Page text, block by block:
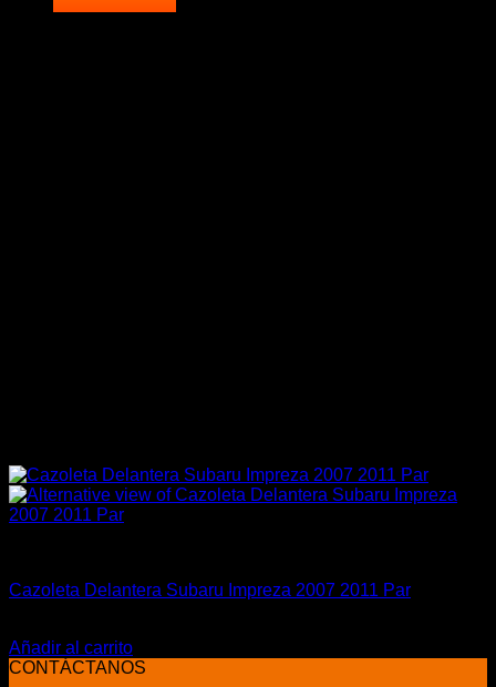
Cazoleta Delantera Subaru Impreza 2007 2011 Par
precio
original actual
Añadir al carrito
CONTÁCTANOS